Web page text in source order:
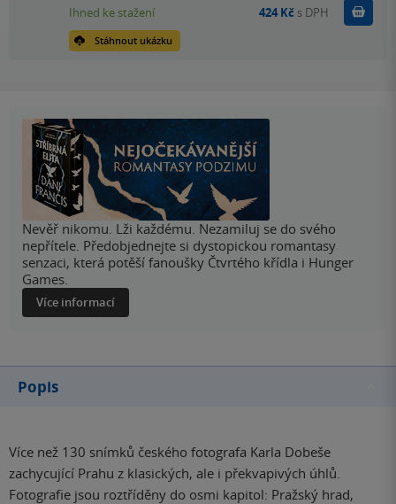
Stáhnout ukázku
Ihned ke stažení 424 Kč s DPH Koupit
Nevěř nikomu. Lži každému. Nezamiluj se do svého
nepřítele. Předobjednejte si dystopickou romantasy
senzaci, která potěší fanoušky Čtvrtého křídla i Hunger
Games.
Více informací
Popis
Více než 130 snímků českého fotografa Karla Dobeše
zachycující Prahu z klasických, ale i překvapivých úhlů.
Fotografie jsou roztříděny do osmi kapitol: Pražský hrad,